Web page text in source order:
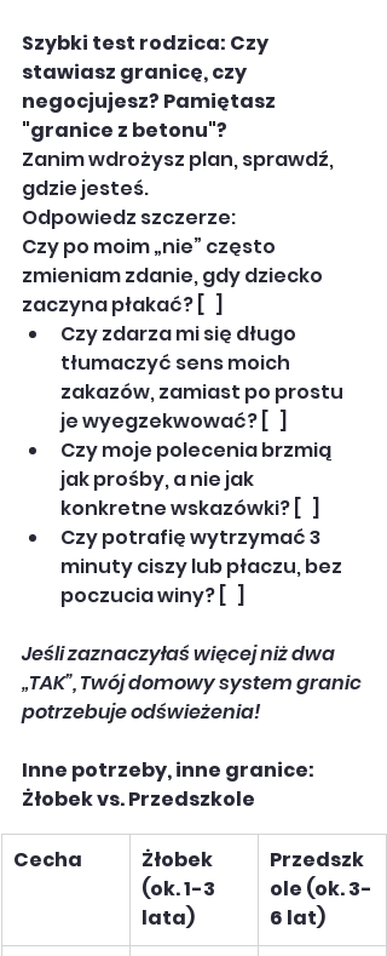
Szybki test rodzica: Czy
stawiasz granicę, czy
negocjujesz? Pamiętasz
"granice z betonu"?
Zanim wdrożysz plan, sprawdź,
gdzie jesteś.
Odpowiedz szczerze:
Czy po moim „nie” często
zmieniam zdanie, gdy dziecko
zaczyna płakać? [   ]
Czy zdarza mi się długo
tłumaczyć sens moich
zakazów, zamiast po prostu
je wyegzekwować? [   ]
Czy moje polecenia brzmią
jak prośby, a nie jak
konkretne wskazówki? [   ]
Czy potrafię wytrzymać 3
minuty ciszy lub płaczu, bez
poczucia winy? [   ]
Jeśli zaznaczyłaś więcej niż dwa
„TAK”, Twój domowy system granic
potrzebuje odświeżenia!
Inne potrzeby, inne granice:
Żłobek vs. Przedszkole
Cecha
Żłobek
(ok. 1-3
lata)
Przedszk
ole (ok. 3-
6 lat)